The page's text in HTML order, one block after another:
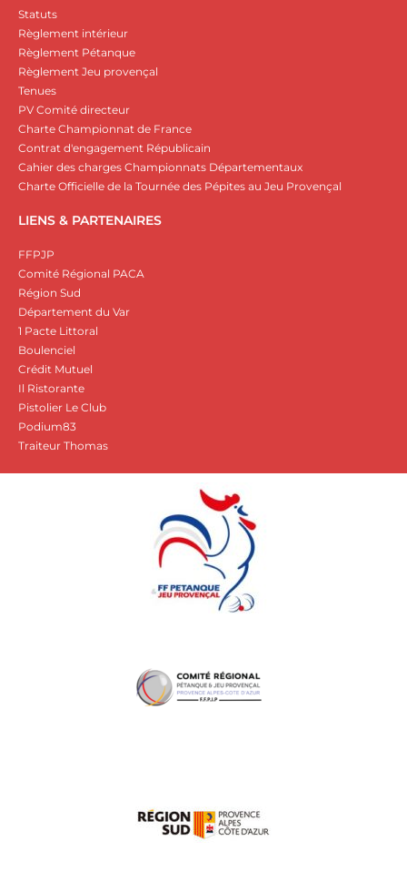
Statuts
Règlement intérieur
Règlement Pétanque
Règlement Jeu provençal
Tenues
PV Comité directeur
Charte Championnat de France
Contrat d'engagement Républicain
Cahier des charges Championnats Départementaux
Charte Officielle de la Tournée des Pépites au Jeu Provençal
LIENS & PARTENAIRES
FFPJP
Comité Régional PACA
Région Sud
Département du Var
1 Pacte Littoral
Boulenciel
Crédit Mutuel
Il Ristorante
Pistolier Le Club
Podium83
Traiteur Thomas